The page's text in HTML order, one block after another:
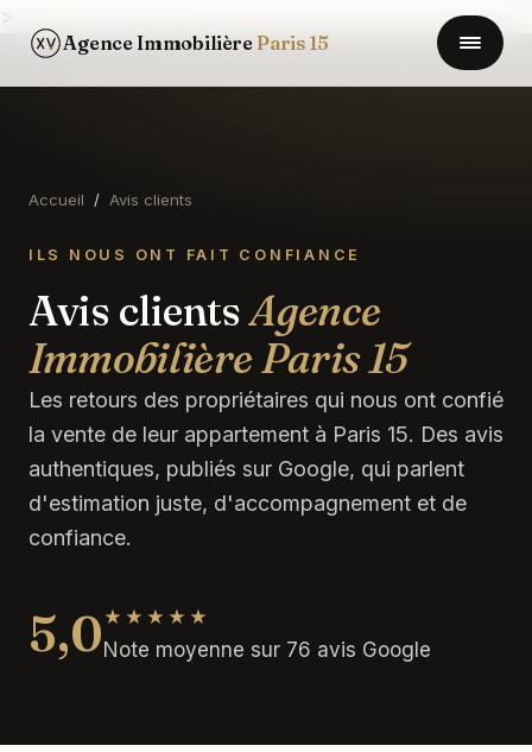
Agence Immobilière Paris 15
Accueil / Avis clients
ILS NOUS ONT FAIT CONFIANCE
Avis clientsAgence
Immobilière Paris 15
Les retours des propriétaires qui nous ont confié
la vente de leur appartement à Paris 15. Des avis
authentiques, publiés sur Google, qui parlent
d'estimation juste, d'accompagnement et de
confiance.
5,0★★★★★
Note moyenne sur 76 avis Google